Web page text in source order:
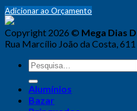
Adicionar ao Orçamento
Copyright 2026 © Mega Dias
Rua Marcílio João da Costa,
Alumínios
Bazar